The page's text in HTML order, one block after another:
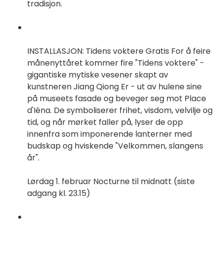
tradisjon.
INSTALLASJON: Tidens voktere Gratis For å feire
månenyttåret kommer fire "Tidens voktere" -
gigantiske mytiske vesener skapt av
kunstneren Jiang Qiong Er - ut av hulene sine
på museets fasade og beveger seg mot Place
d'Iéna. De symboliserer frihet, visdom, velvilje og
tid, og når mørket faller på, lyser de opp
innenfra som imponerende lanterner med
budskap og hviskende "Velkommen, slangens
år".
Lørdag 1. februar Nocturne til midnatt (siste
adgang kl. 23.15)